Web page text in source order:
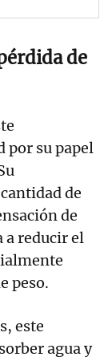
de
por su papel
de
de
a reducir el
peso.
este
agua y